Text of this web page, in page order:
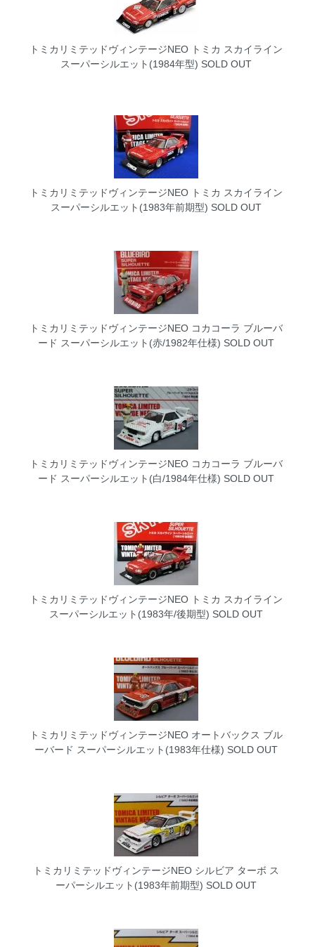
トミカリミテッドヴィンテージNEO トミカ スカイライン
スーパーシルエット(1984年型) SOLD OUT
トミカリミテッドヴィンテージNEO トミカ スカイライン
スーパーシルエット(1983年前期型) SOLD OUT
トミカリミテッドヴィンテージNEO コカコーラ ブルーバ
ード スーパーシルエット(赤/1982年仕様) SOLD OUT
トミカリミテッドヴィンテージNEO コカコーラ ブルーバ
ード スーパーシルエット(白/1984年仕様) SOLD OUT
トミカリミテッドヴィンテージNEO トミカ スカイライン
スーパーシルエット(1983年/後期型) SOLD OUT
トミカリミテッドヴィンテージNEO オートバックス ブル
ーバード スーパーシルエット(1983年仕様) SOLD OUT
トミカリミテッドヴィンテージNEO シルビア ターボ ス
ーパーシルエット(1983年前期型) SOLD OUT